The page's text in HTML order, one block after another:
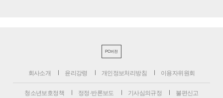
PC버전
회사소개 윤리강령 개인정보처리방침 이용자위원회
청소년보호정책 정정·반론보도 기사심의규정 불편신고